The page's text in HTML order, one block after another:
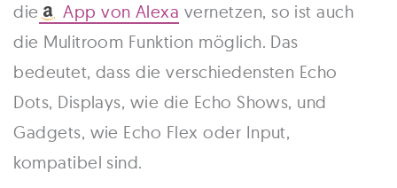
die
App von Alexa vernetzen, so ist auch
die Mulitroom Funktion möglich. Das
bedeutet, dass die verschiedensten Echo
Dots, Displays, wie die Echo Shows, und
Gadgets, wie Echo Flex oder Input,
kompatibel sind.